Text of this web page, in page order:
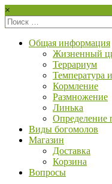
Перейти
к
содержимому
PrayingMantis.ru
Здесь
содержании!
×
Общая информация
Жизненный
Террариум
Температура
Кормление
Размножение
Линька
Определение
Виды богомолов
Магазин
Доставка
Корзина
Вопросы